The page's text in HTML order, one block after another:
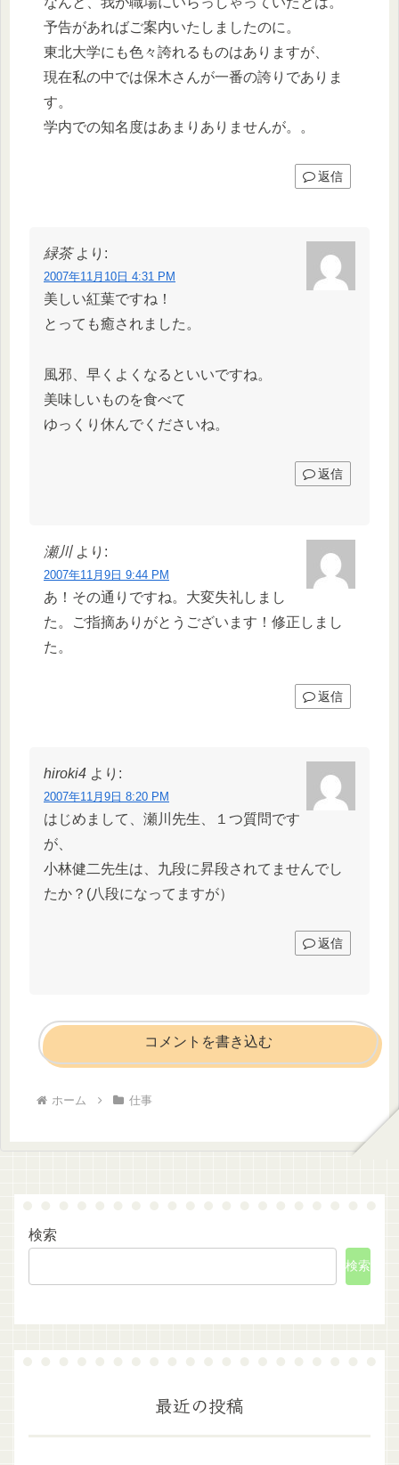
予告があればご案内いたしましたのに。
東北大学にも色々誇れるものはありますが、
現在私の中では保木さんが一番の誇りでありま
す。
学内での知名度はあまりありませんが。。
返信
緑茶 より:
2007年11月10日 4:31 PM
美しい紅葉ですね！
とっても癒されました。
風邪、早くよくなるといいですね。
美味しいものを食べて
ゆっくり休んでくださいね。
返信
瀬川 より:
2007年11月9日 9:44 PM
あ！その通りですね。大変失礼しまし
た。ご指摘ありがとうございます！修正しまし
た。
返信
hiroki4 より:
2007年11月9日 8:20 PM
はじめまして、瀬川先生、１つ質問です
が、
小林健二先生は、九段に昇段されてませんでし
たか？(八段になってますが）
返信
コメントを書き込む
ホーム 仕事
検索
検索
最近の投稿